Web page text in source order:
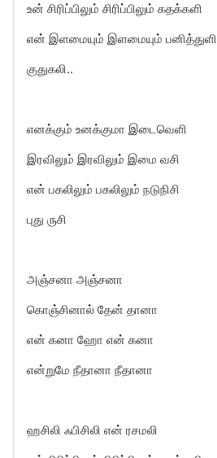
உன் சிரிப்பிலும் சிரிப்பிலும் கதக்களி
என் இளமையும் இளமையும் பனித்துளி
குதுகலி..
எனக்கும் உனக்குமா இடைவெளி
இரவிலும் இரவிலும் இமை வசி
என் பகலிலும் பகலிலும் நடுநிசி
புது ருசி
அஞ்சனா அஞ்சனா
கொஞ்சினால் தேன் தானா
என் கனா ஹோ என் கனா
என்றுமே நீதானா நீதானா
ஹசிலி ஃபிசிலி என் ரசமலி